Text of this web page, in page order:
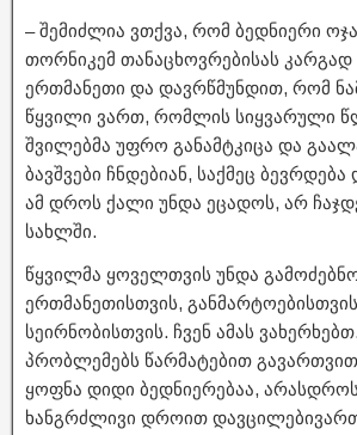
– შემიძლია ვთქვა, რომ ბედნიერი
თორნიკემ თანაცხოვრებისას კარგად
ერთმანეთი და დავრწმუნდით, რომ
წყვილი ვართ, რომლის სიყვარული
შვილებმა უფრო განამტკიცა და
ბავშვები ჩნდებიან, საქმეც
ამ დროს ქალი უნდა ეცადოს, არ
სახლში.
წყვილმა ყოველთვის უნდა
ერთმანეთისთვის,
სეირნობისთვის. ჩვენ ამას
პრობლემებს წარმატებით
ყოფნა დიდი ბედნიერებაა, არასდროს
ხანგრძლივი დროით